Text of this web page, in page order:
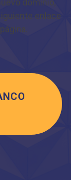
dominio,
enlace